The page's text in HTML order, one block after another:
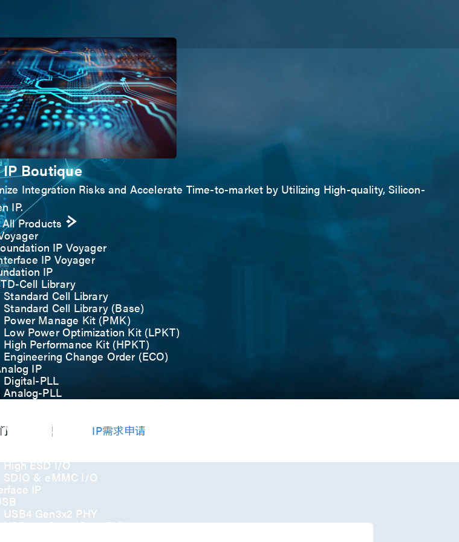
IP Boutique
Integration Risks and Accelerate Time-to-market by Utilizing High-quality, Silicon-
IP.
Products
IP Voyager
IP Voyager
IP
Cell Library
Standard Cell Library
Standard Cell Library (Base)
Power Manage Kit (PMK)
Low Power Optimization Kit (LPKT)
High Performance Kit (HPKT)
Engineering Change Order (ECO)
IP
Digital-PLL
Analog-PLL
ADC / Temp. Sensor
Memory Compiler
High ESD I/O
SDIO & eMMC I/O
IP
USB4 Gen3x2 PHY
USB 3.2 Gen2/Gen1 PHY
IP需求申请